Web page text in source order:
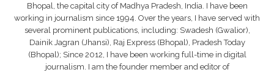
Bhopal, the capital city of Madhya Pradesh, India. I have been
working in journalism since 1994. Over the years, I have served with
several prominent publications, including: Swadesh (Gwalior),
Dainik Jagran (Jhansi), Raj Express (Bhopal), Pradesh Today
(Bhopal); Since 2012, I have been working full-time in digital
journalism. I am the founder member and editor of